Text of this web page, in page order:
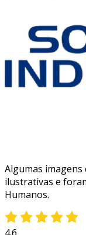
Algumas
ilustrativas e
Humanos.